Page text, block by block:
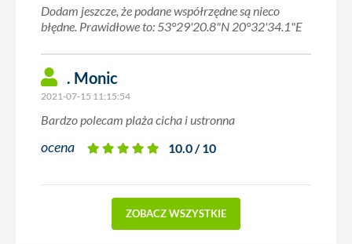
Dodam jeszcze, że podane współrzędne są nieco
błędne. Prawidłowe to: 53°29'20.8"N 20°32'34.1"E
. Monic
2021-07-15 11:15:54
Bardzo polecam plaża cicha i ustronna
ocena 10.0 / 10
ZOBACZ WSZYSTKIE